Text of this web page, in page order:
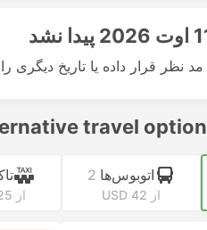
نظر قرار داده یا تاریخ دیگری
travel
اتوبوس‌ها 2
از USD 42 از USD 925